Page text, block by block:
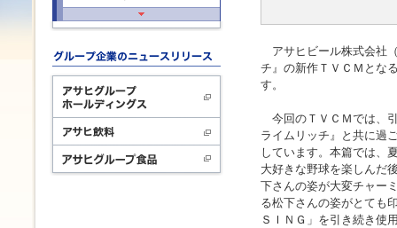
アサヒビール株式会社
チ』の新作ＴＶＣＭとな
す。
今回のＴＶＣＭでは、
ライムリッチ』と共に過
しています。本篇では、
大好きな野球を楽しんだ
下さんの姿が大変チャー
る松下さんの姿がとて
ＳＩＮＧ」を引き続き使